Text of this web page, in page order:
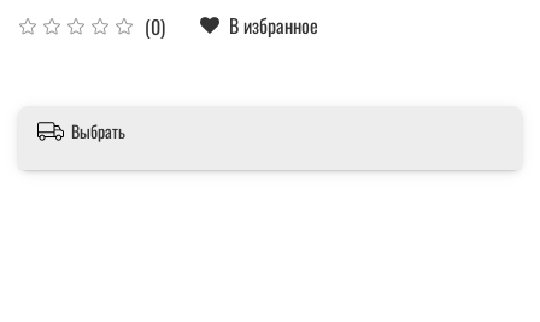
(0) В избранное
Выбрать